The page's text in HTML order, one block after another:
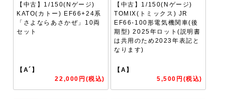
【中古】1/150(Nゲージ)
KATO(カトー) EF66+24系
「さよならあさかぜ」10両
セット
【A´】
22,000円(税込)
【中古】1/150(Nゲージ)
TOMIX(トミックス) JR
EF66-100形電気機関車(後
期型) 2025年ロット(説明書
は共用のため2023年表記と
なります)
【A】
5,500円(税込)